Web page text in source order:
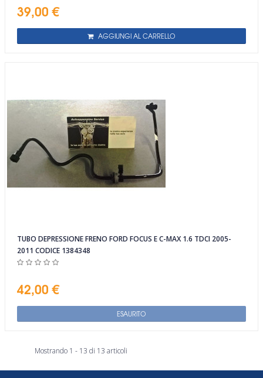
39,00 €
AGGIUNGI AL CARRELLO
TUBO DEPRESSIONE FRENO FORD FOCUS E C-MAX 1.6 TDCI 2005-
2011 CODICE 1384348
42,00 €
ESAURITO
Mostrando 1 - 13 di 13 articoli